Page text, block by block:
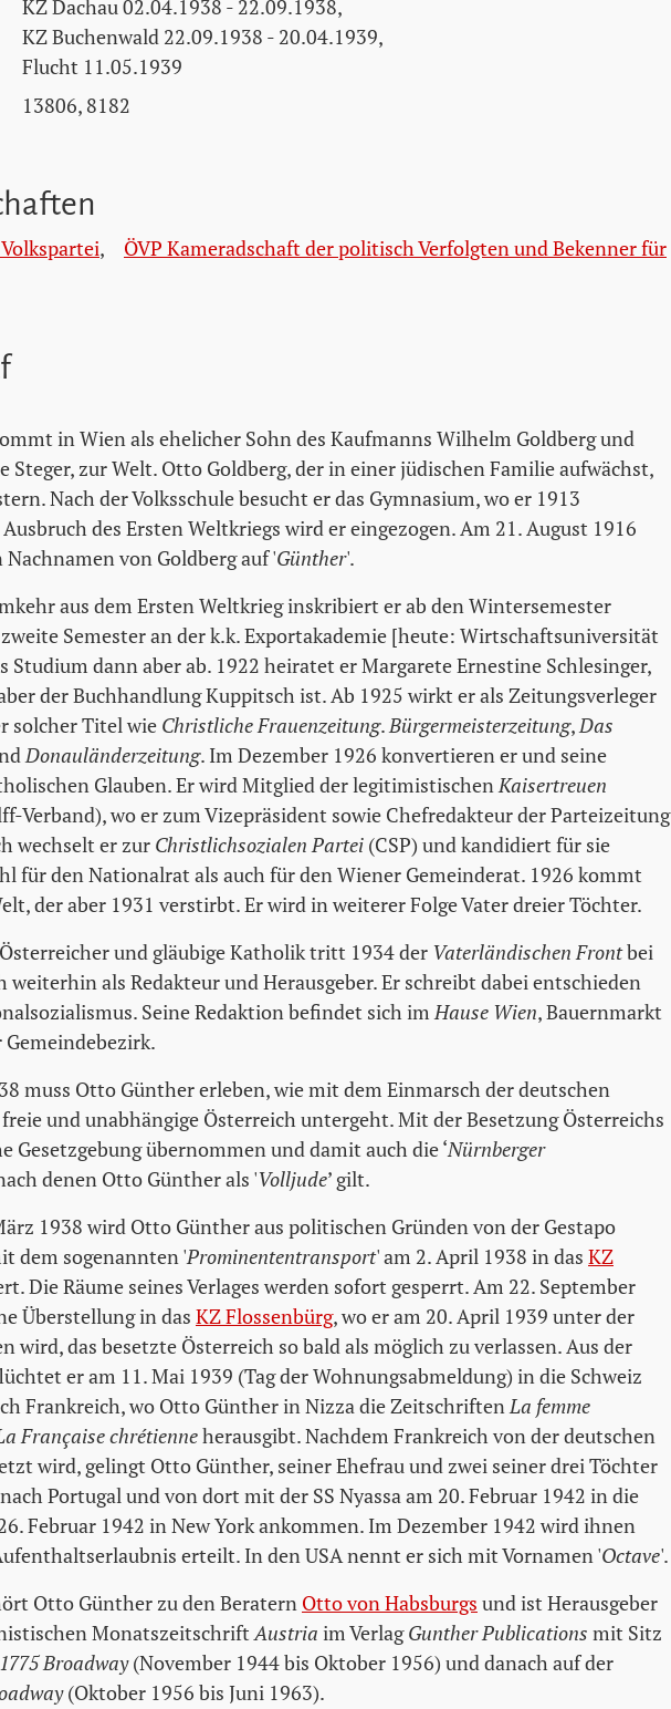
KZ Dachau 02.04.1938 - 22.09.1938,
KZ Buchenwald 22.09.1938 - 20.04.1939,
Flucht 11.05.1939
13806, 8182
, ÖVP Kameradschaft der politisch Verfolgten und Bekenner für
in Wien als ehelicher Sohn des Kaufmanns Wilhelm Goldberg und
Steger, zur Welt. Otto Goldberg, der in einer jüdischen Familie aufwächst,
Nach der Volksschule besucht er das Gymnasium, wo er 1913
des Ersten Weltkriegs wird er eingezogen. Am 21. August 1916
von Goldberg auf 'Günther'.
aus dem Ersten Weltkrieg inskribiert er ab den Wintersemester
Semester an der k.k. Exportakademie [heute: Wirtschaftsuniversität
Studium dann aber ab. 1922 heiratet er Margarete Ernestine Schlesinger,
der Buchhandlung Kuppitsch ist. Ab 1925 wirkt er als Zeitungsverleger
solcher Titel wie Christliche Frauenzeitung.Bürgermeisterzeitung,Das
Donauländerzeitung. Im Dezember 1926 konvertieren er und seine
Glauben. Er wird Mitglied der legitimistischenKaisertreuen
Verband), wo er zum Vizepräsident sowie Chefredakteur der Parteizeitung
wechselt er zur Christlichsozialen Partei (CSP) und kandidiert für sie
für den Nationalrat als auch für den Wiener Gemeinderat. 1926 kommt
der aber 1931 verstirbt. Er wird in weiterer Folge Vater dreier Töchter.
und gläubige Katholik tritt 1934 der Vaterländischen Frontbei
weiterhin als Redakteur und Herausgeber. Er schreibt dabei entschieden
Seine Redaktion befindet sich imHause Wien, Bauernmarkt
muss Otto Günther erleben, wie mit dem Einmarsch der deutschen
und unabhängige Österreich untergeht. Mit der Besetzung Österreichs
Gesetzgebung übernommen und damit auch die ‘Nürnberger
denen Otto Günther als 'Volljude’ gilt.
1938 wird Otto Günther aus politischen Gründen von der Gestapo
dem sogenannten 'Prominententransport' am 2. April 1938 in das KZ
Die Räume seines Verlages werden sofort gesperrt. Am 22. September
Überstellung in das KZ Flossenbürg, wo er am 20. April 1939 unter der
wird, das besetzte Österreich so bald als möglich zu verlassen. Aus der
er am 11. Mai 1939 (Tag der Wohnungsabmeldung) in die Schweiz
Frankreich, wo Otto Günther in Nizza die ZeitschriftenLa femme
Française chrétienneherausgibt. Nachdem Frankreich von der deutschen
wird, gelingt Otto Günther, seiner Ehefrau und zwei seiner drei Töchter
Portugal und von dort mit der SS Nyassa am 20. Februar 1942 in die
Februar 1942 in New York ankommen. Im Dezember 1942 wird ihnen
erteilt. In den USA nennt er sich mit Vornamen 'Octave'.
Otto Günther zu den Beratern Otto von Habsburgs und ist Herausgeber
MonatszeitschriftAustria im VerlagGunther Publications mit Sitz
1775 Broadway(November 1944 bis Oktober 1956) und danach auf der
(Oktober 1956 bis Juni 1963).